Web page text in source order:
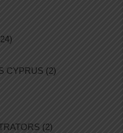
CYPRUS (2)
(2)